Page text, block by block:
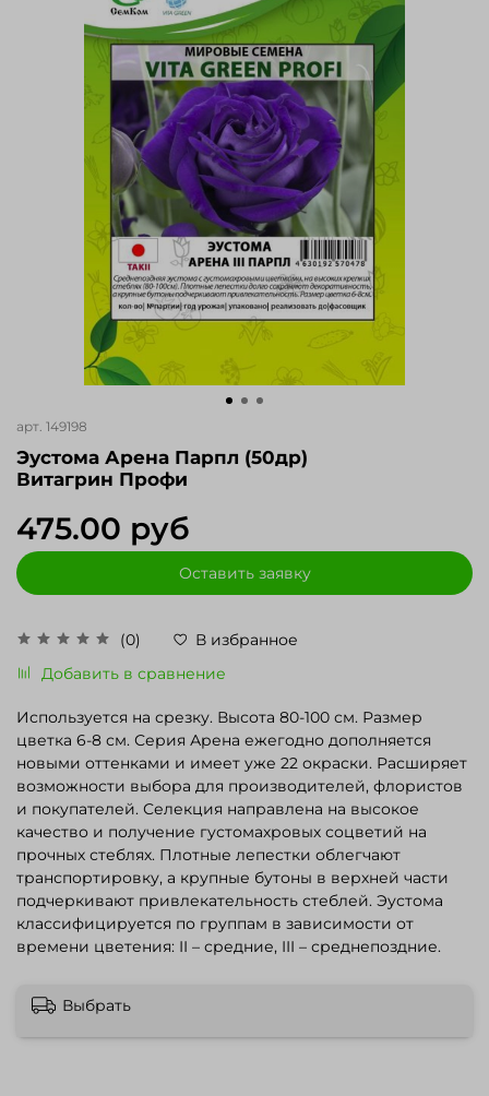
арт. 149198
Эустома Арена Парпл (50др)
Витагрин Профи
(0)
В избранное
Добавить в сравнение
475.00 руб
Оставить заявку
Используется на срезку. Высота 80-100 см. Размер
цветка 6-8 см. Серия Арена ежегодно дополняется
новыми оттенками и имеет уже 22 окраски. Расширяет
возможности выбора для производителей, флористов
и покупателей. Селекция направлена на высокое
качество и получение густомахровых соцветий на
прочных стеблях. Плотные лепестки облегчают
транспортировку, а крупные бутоны в верхней части
подчеркивают привлекательность стеблей. Эустома
классифицируется по группам в зависимости от
времени цветения: II – средние, III – среднепоздние.
Выбрать